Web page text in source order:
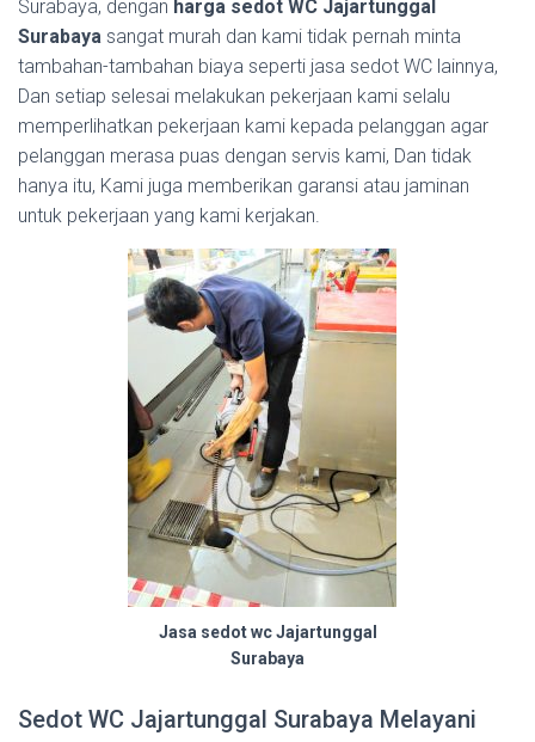
Surabaya, dengan harga sedot WC Jajartunggal
Surabaya sangat murah dan kami tidak pernah minta
tambahan-tambahan biaya seperti jasa sedot WC lainnya,
Dan setiap selesai melakukan pekerjaan kami selalu
memperlihatkan pekerjaan kami kepada pelanggan agar
pelanggan merasa puas dengan servis kami, Dan tidak
hanya itu, Kami juga memberikan garansi atau jaminan
untuk pekerjaan yang kami kerjakan.
Jasa sedot wc Jajartunggal
Surabaya
Sedot WC Jajartunggal Surabaya Melayani